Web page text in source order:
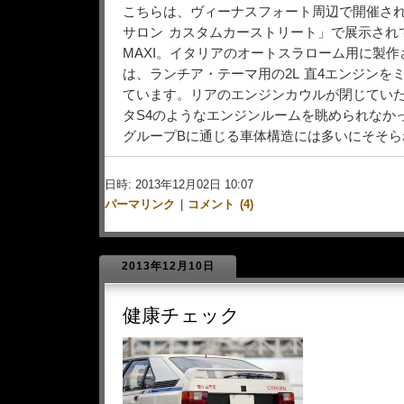
こちらは、ヴィーナスフォート周辺で開催さ
サロン カスタムカーストリート」で展示され
MAXI。イタリアのオートスラローム用に製
は、ランチア・テーマ用の2L 直4エンジンを
ています。リアのエンジンカウルが閉じてい
タS4のようなエンジンルームを眺められなか
グループBに通じる車体構造には多いにそそ
日時: 2013年12月02日 10:07
パーマリンク
コメント (4)
2013年12月10日
健康チェック